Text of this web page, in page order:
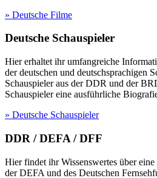
» Deutsche Filme
Deutsche Schauspieler
Hier erhaltet ihr umfangreiche
der deutschen und deutschsprachigen
Schauspieler aus der DDR und der
Schauspieler eine ausführliche
» Deutsche Schauspieler
DDR / DEFA / DFF
Hier findet ihr Wissenswertes über
der DEFA und des Deutschen